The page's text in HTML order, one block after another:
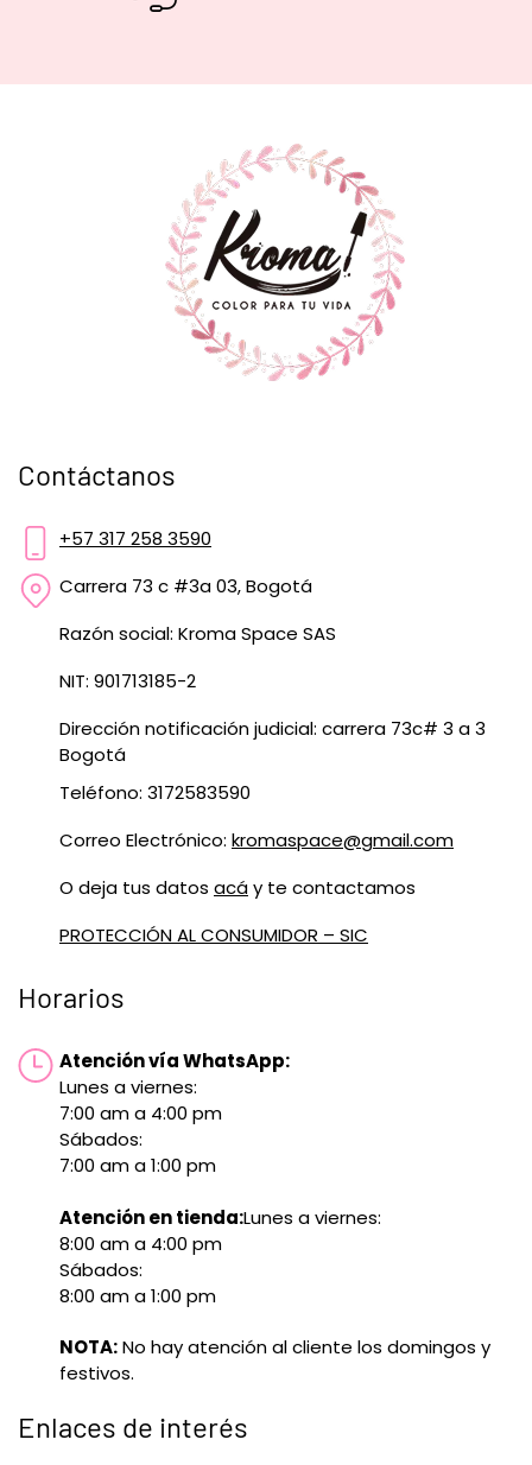
Contáctanos
+57 317 258 3590
Carrera 73 c #3a 03, Bogotá
Razón social: Kroma Space SAS
NIT: 901713185-2
Dirección notificación judicial: carrera 73c# 3 a 3
Bogotá
Teléfono: 3172583590
Correo Electrónico: kromaspace@gmail.com
O deja tus datos acáy te contactamos
PROTECCIÓN AL CONSUMIDOR – SIC
Horarios
Atención vía WhatsApp:
Lunes a viernes:
7:00 am a 4:00 pm
Sábados:
7:00 am a 1:00 pm
Atención en tienda:Lunes a viernes:
8:00 am a 4:00 pm
Sábados:
8:00 am a 1:00 pm
NOTA:No hay atención al cliente los domingos y
festivos.
Enlaces de interés